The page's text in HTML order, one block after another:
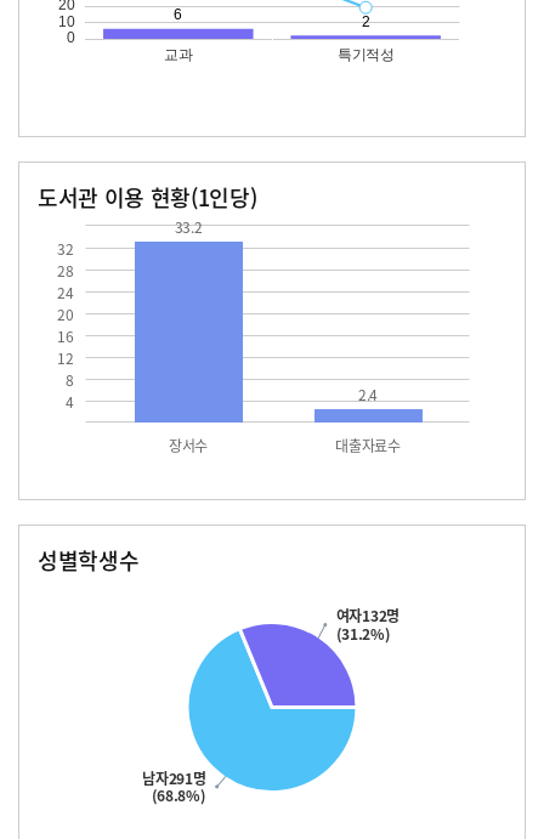
도서관 이용 현황(1인당)
4
8
12
16
20
24
28
32
장서수 대출자료수
33.2
2.4
성별학생수
남자291명
(68.8%)
여자132명
(31.2%)